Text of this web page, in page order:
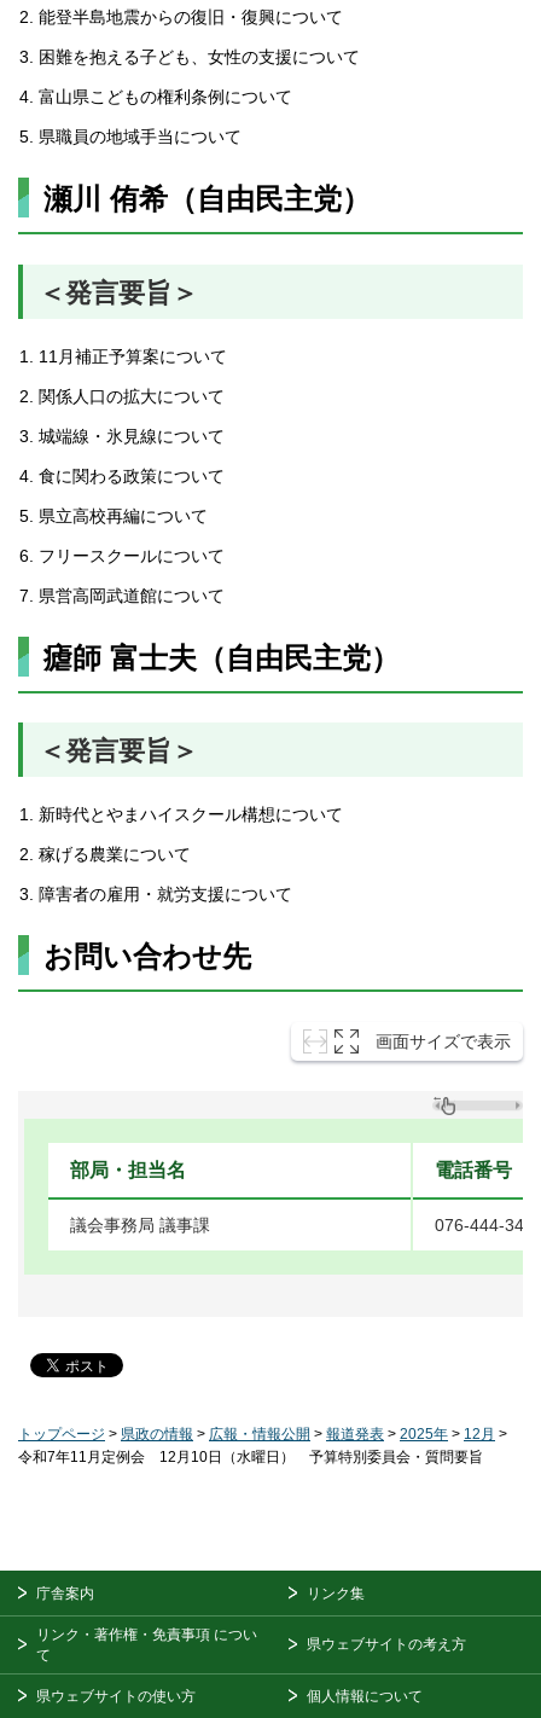
能登半島地震からの復旧・復興について
困難を抱える子ども、女性の支援について
富山県こどもの権利条例について
県職員の地域手当について
瀬川 侑希（自由民主党）
＜発言要旨＞
11月補正予算案について
関係人口の拡大について
城端線・氷見線について
食に関わる政策について
県立高校再編について
フリースクールについて
県営高岡武道館について
瘧師 富士夫（自由民主党）
＜発言要旨＞
新時代とやまハイスクール構想について
稼げる農業について
障害者の雇用・就労支援について
お問い合わせ先
画面サイズで表示
部局・担当名 電話番号
議会事務局 議事課 076-444-
トップページ > 県政の情報 > 広報・情報公開 > 報道発表 > 2025年 > 12月 >
令和7年11月定例会 12月10日（水曜日） 予算特別委員会・質問要旨
庁舎案内 リンク集
リンク・著作権・免責事項 につい
て
県ウェブサイトの考え方
県ウェブサイトの使い方 個人情報について